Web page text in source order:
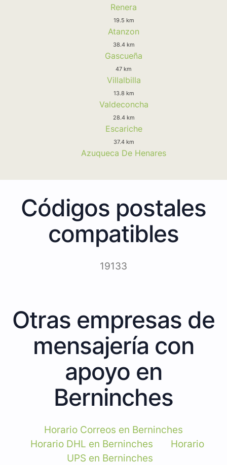
Renera
19.5 km
Atanzon
38.4 km
Gascueña
47 km
Villalbilla
13.8 km
Valdeconcha
28.4 km
Escariche
37.4 km
Azuqueca De Henares
Códigos postales
compatibles
19133
Otras empresas de
mensajería con
apoyo en
Berninches
Horario Correos en Berninches
Horario DHL en Berninches
Horario
UPS en Berninches